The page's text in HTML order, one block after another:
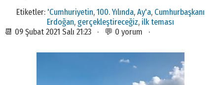
Etiketler: 'Cumhuriyetin, 100. Yılında, Ay'a, Cumhurbaşkanı
Erdoğan, gerçekleştireceğiz, ilk teması
📆 09 Şubat 2021 Salı 21:23 · 💬 0 yorum ·